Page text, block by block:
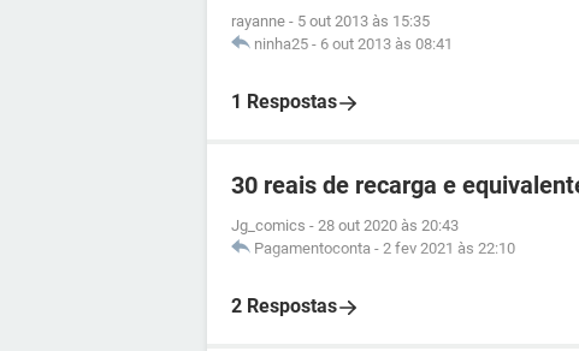
rayanne - 5 out 2013 às 15:35
ninha25 - 6 out 2013 às 08:41
1 Respostas
30 reais de recarga e
Jg_comics - 28 out 2020 às 20:43
Pagamentoconta - 2 fev 2021 às 22:10
2 Respostas